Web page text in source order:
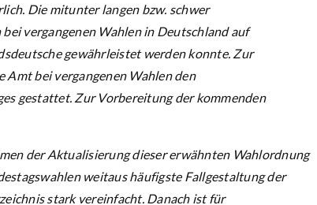
Die mitunter langen bzw. schwer
vergangenen Wahlen in Deutschland auf
gewährleistet werden konnte. Zur
bei vergangenen Wahlen den
gestattet. Zur Vorbereitung der kommenden
der Aktualisierung dieser erwähnten Wahlordnung
weitaus häufigste Fallgestaltung der
stark vereinfacht. Danach ist für